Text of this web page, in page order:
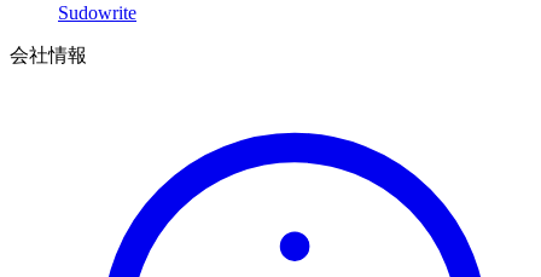
Sudowrite
会社情報